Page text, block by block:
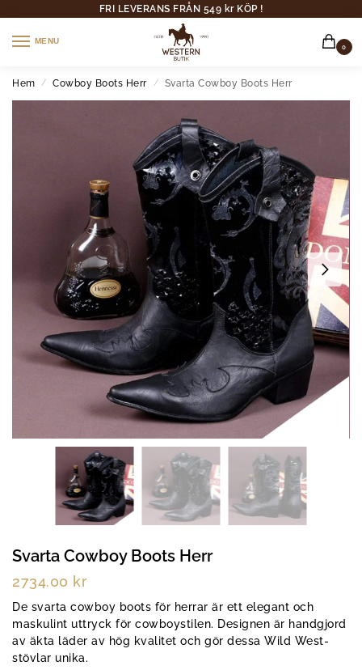
FRI LEVERANS FRÅN 549 kr KÖP !
MENU
0
Hem / Cowboy Boots Herr / Svarta Cowboy Boots Herr
Svarta Cowboy Boots Herr
2734.00 kr
De svarta cowboy boots för herrar är ett elegant och
maskulint uttryck för cowboystilen. Designen är handgjord
av äkta läder av hög kvalitet och gör dessa Wild West-
stövlar unika.